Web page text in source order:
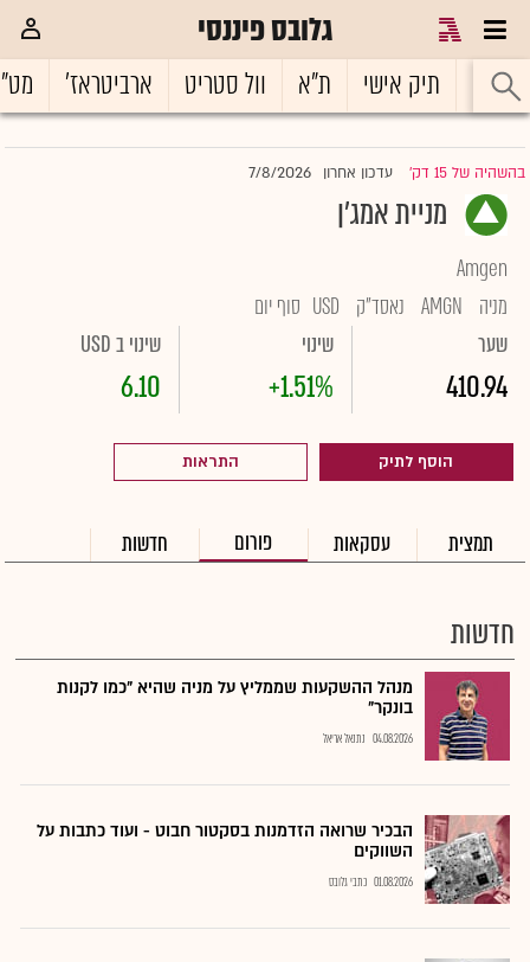
גלובס פיננסי
ראשי תיק אישי ת"א וול סטריט ארביטראז'
בהשהיה של 15 דק' |עדכון אחרון 7/8/2026
מניית אמג'ן
Amgen
מניה
AMGN נאסד"ק USD סוף יום
שער
410.94
שינוי
+1.51%
שינוי ב USD
6.10
הוסף לתיק התראות
תמצית עסקאות פורום חדשות
חדשות
מנהל ההשקעות שממליץ על מניה שהיא "כמו לקנות
בונקר"
04.08.2026 נתנאל אריאל
הבכיר שרואה הזדמנות בסקטור חבוט - ועוד כתבות על
השווקים
01.08.2026 כתבי גלובס